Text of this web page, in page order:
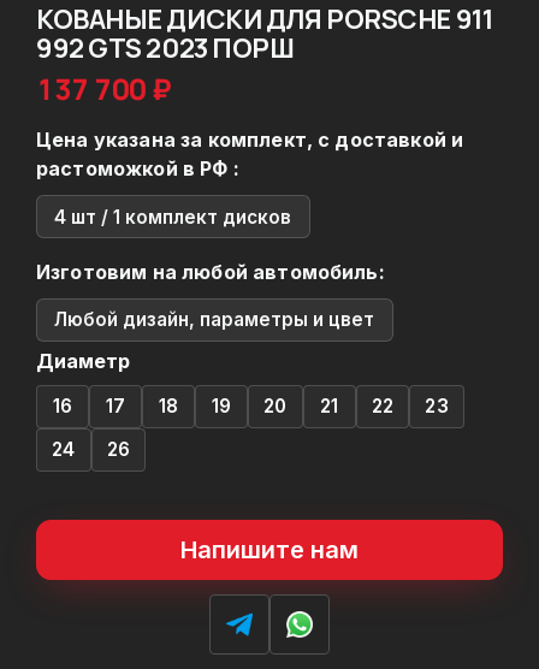
КОВАНЫЕ ДИСКИ ДЛЯ PORSCHE 911
992 GTS 2023 ПОРШ
137 700 ₽
Цена указана за комплект, с доставкой и
растоможкой в РФ :
4 шт / 1 комплект дисков
Изготовим на любой автомобиль:
Любой дизайн, параметры и цвет
Диаметр
16 17 18 19 20 21 22
23
24
26
Напишите нам